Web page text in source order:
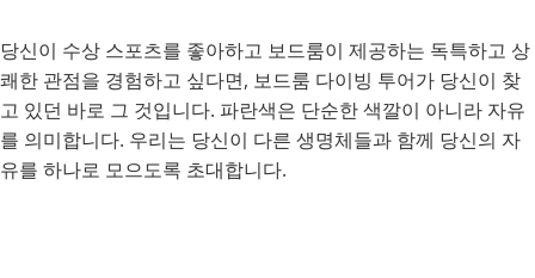
당신이 수상 스포츠를 좋아하고 보드룸이 제공하는 독특하고 상
쾌한 관점을 경험하고 싶다면, 보드룸 다이빙 투어가 당신이 찾
고 있던 바로 그 것입니다. 파란색은 단순한 색깔이 아니라 자유
를 의미합니다. 우리는 당신이 다른 생명체들과 함께 당신의 자
유를 하나로 모으도록 초대합니다.